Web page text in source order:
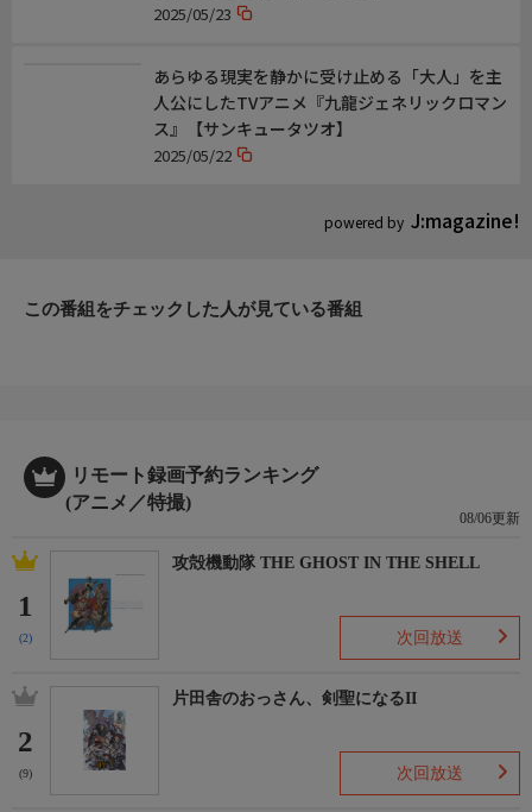
powered by J:magazine!
2025/05/23
あらゆる現実を静かに受け止める「大人」を主
人公にしたTVアニメ『九龍ジェネリックロマン
ス』【サンキュータツオ】
2025/05/22
この番組をチェックした人が見ている番組
リモート録画予約ランキング
(アニメ／特撮)
08/06更新
1
(2)
攻殻機動隊 THE GHOST IN THE SHELL
次回放送
2
(9)
片田舎のおっさん、剣聖になるII
次回放送